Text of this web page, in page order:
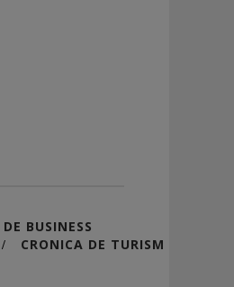
BUSINESS
/ CRONICA DE TURISM